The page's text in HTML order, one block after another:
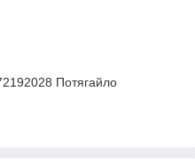
Потягайло